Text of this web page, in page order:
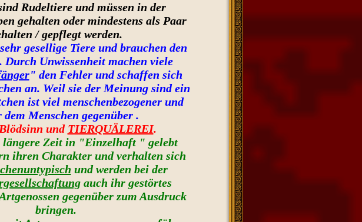
Rudeltiere und müssen in der
gehalten oder mindestens als Paar
/ gepflegt werden.
gesellige Tiere und brauchen den
Durch Unwissenheit machen viele
" den Fehler und schaffen sich
an. Weil sie der Meinung sind ein
ist viel menschenbezogener und
dem Menschen gegenüber .
und TIERQUÄLEREI.
längere Zeit in "Einzelhaft " gelebt
ihren Charakter und verhalten sich
und werden bei der
auch ihr gestörtes
gegenüber zum Ausdruck
bringen.